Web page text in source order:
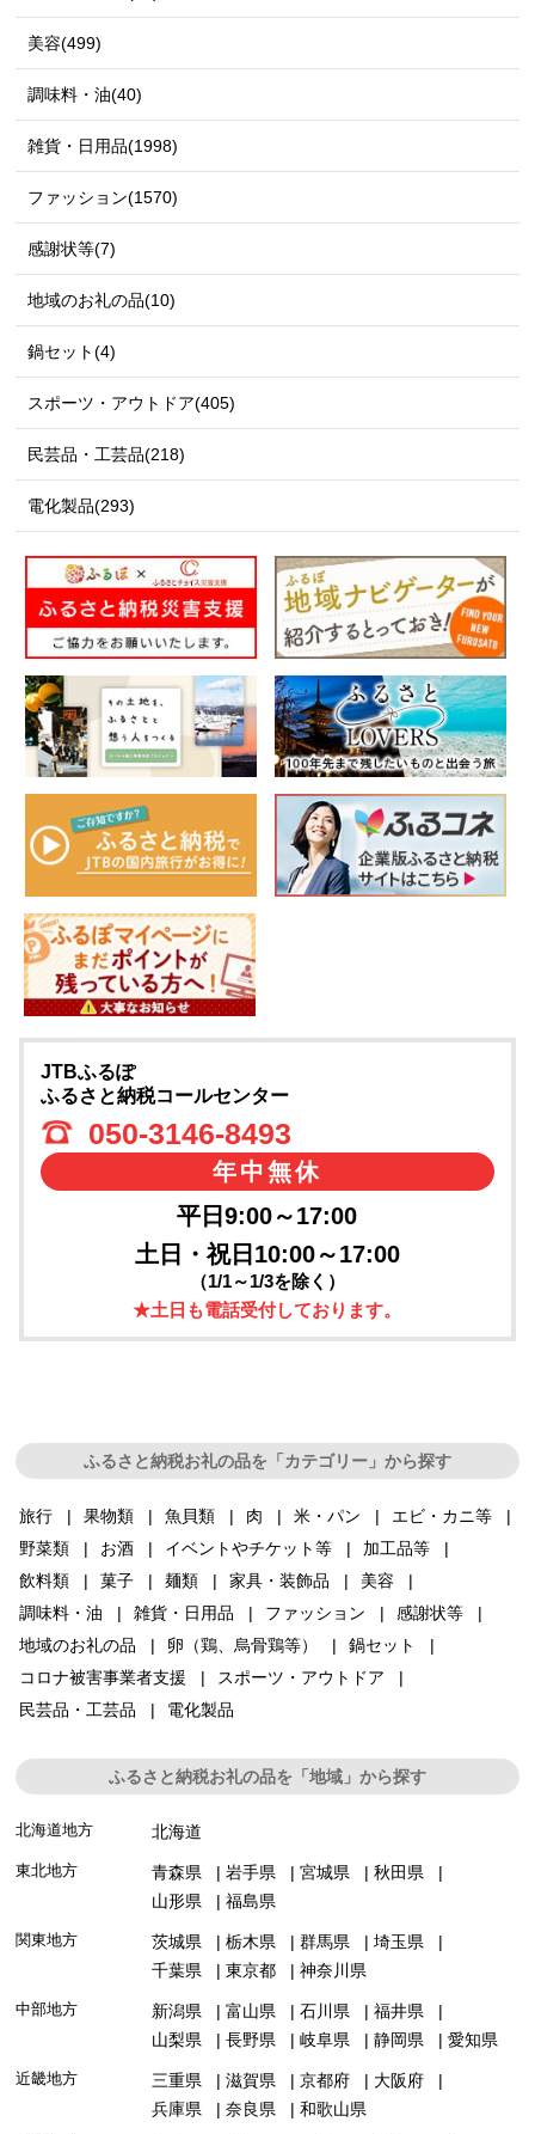
美容(499)
調味料・油(40)
雑貨・日用品(1998)
ファッション(1570)
感謝状等(7)
地域のお礼の品(10)
鍋セット(4)
スポーツ・アウトドア(405)
民芸品・工芸品(218)
電化製品(293)
JTBふるぽ
ふるさと納税コールセンター
050-3146-8493
年中無休
平日9:00～17:00
土日・祝日10:00～17:00
（1/1～1/3を除く）
★土日も電話受付しております。
ふるさと納税お礼の品を「カテゴリー」から探す
旅行 果物類 魚貝類 肉 米・パン
エビ・カニ等
野菜類
お酒 イベントやチケット等
加工品等
飲料類
菓子 麺類 家具・装飾品
美容
調味料・油
雑貨・日用品 ファッション
感謝状等
地域のお礼の品
卵（鶏、烏骨鶏等）
鍋セット
コロナ被害事業者支援
スポーツ・アウトドア
民芸品・工芸品
電化製品
ふるさと納税お礼の品を「地域」から探す
北海道地方 北海道
東北地方 青森県 岩手県 宮城県
秋田県
山形県
福島県
関東地方 茨城県 栃木県 群馬県
埼玉県
千葉県
東京都 神奈川県
中部地方 新潟県 富山県 石川県
福井県
山梨県
長野県 岐阜県 静岡県 愛知県
近畿地方 三重県 滋賀県 京都府
大阪府
兵庫県
奈良県 和歌山県